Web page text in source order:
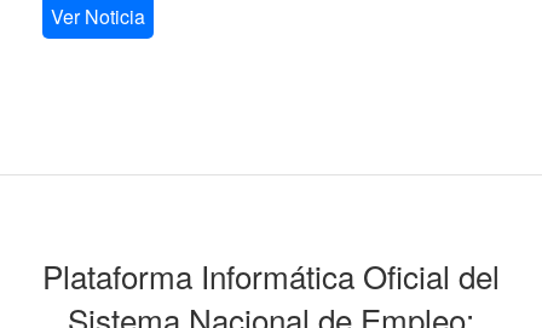
Ver Noticia
Plataforma Informática Oficial del
Sistema Nacional de Empleo: